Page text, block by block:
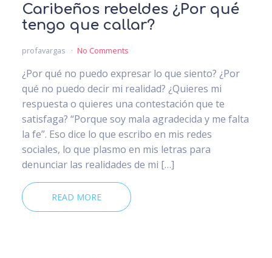
Caribeños rebeldes ¿Por qué
tengo que callar?
profavargas No Comments
¿Por qué no puedo expresar lo que siento? ¿Por
qué no puedo decir mi realidad? ¿Quieres mi
respuesta o quieres una contestación que te
satisfaga? “Porque soy mala agradecida y me falta
la fe”. Eso dice lo que escribo en mis redes
sociales, lo que plasmo en mis letras para
denunciar las realidades de mi […]
READ MORE